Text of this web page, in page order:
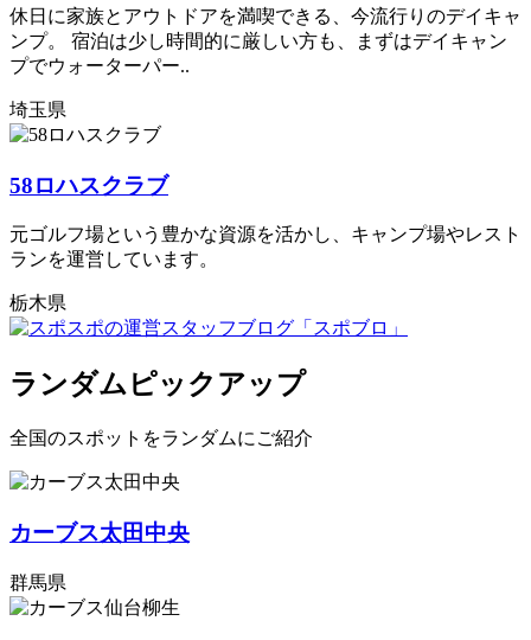
休日に家族とアウトドアを満喫できる、今流行りのデイキャ
ンプ。 宿泊は少し時間的に厳しい方も、まずはデイキャン
プでウォーターパー..
埼玉県
58ロハスクラブ
元ゴルフ場という豊かな資源を活かし、キャンプ場やレスト
ランを運営しています。
栃木県
ランダムピックアップ
全国のスポットをランダムにご紹介
カーブス太田中央
群馬県